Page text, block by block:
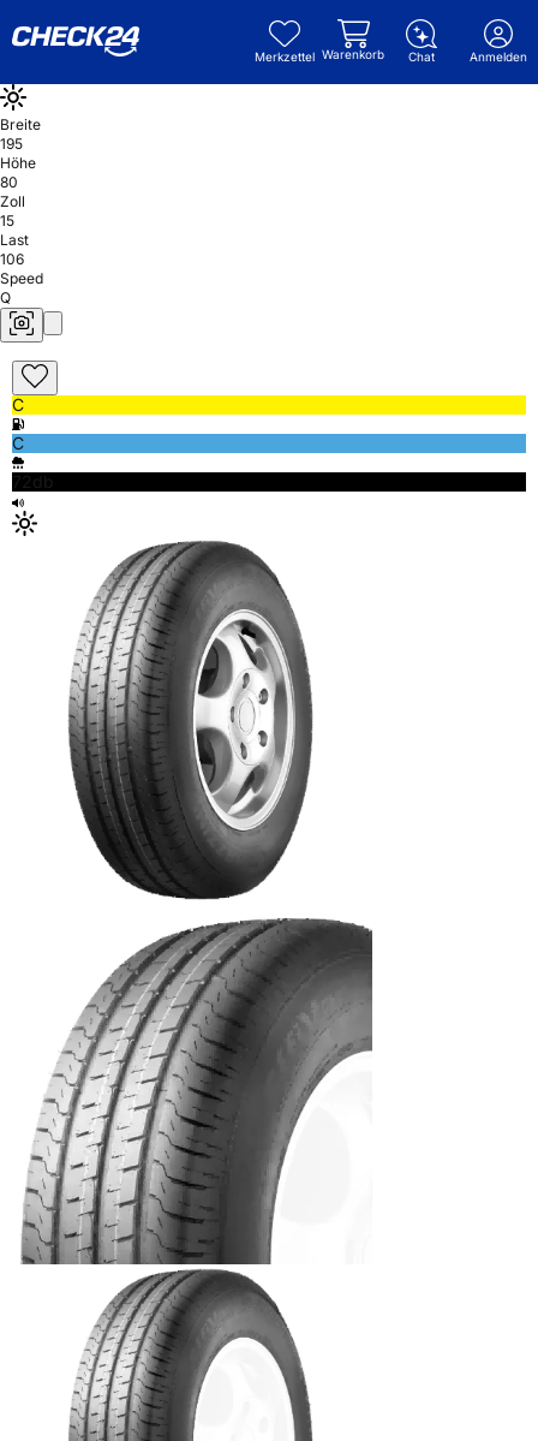
Merkzettel Warenkorb Chat Anmelden
Breite
195
Höhe
80
Zoll
15
Last
106
Speed
Q
C
C
72db